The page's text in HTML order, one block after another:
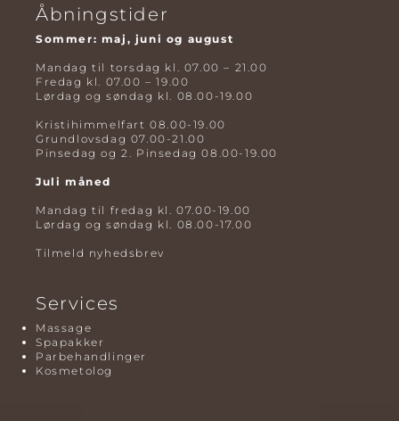
Åbningstider
Sommer: maj, juni og august
Mandag til torsdag kl. 07.00 – 21.00
Fredag kl. 07.00 – 19.00
Lørdag og søndag kl. 08.00-19.00
Kristihimmelfart 08.00-19.00
Grundlovsdag 07.00-21.00
Pinsedag og 2. Pinsedag 08.00-19.00
Juli måned
Mandag til fredag kl. 07.00-19.00
Lørdag og søndag kl. 08.00-17.00
Tilmeld nyhedsbrev
Services
Massage
Spapakker
Parbehandlinger
Kosmetolog